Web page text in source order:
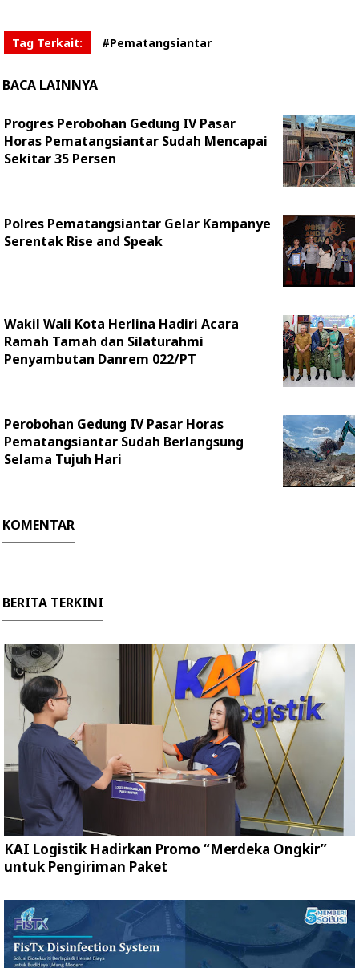
Tag Terkait: #Pematangsiantar
BACA LAINNYA
Progres Perobohan Gedung IV Pasar
Horas Pematangsiantar Sudah Mencapai
Sekitar 35 Persen
Polres Pematangsiantar Gelar Kampanye
Serentak Rise and Speak
Wakil Wali Kota Herlina Hadiri Acara
Ramah Tamah dan Silaturahmi
Penyambutan Danrem 022/PT
Perobohan Gedung IV Pasar Horas
Pematangsiantar Sudah Berlangsung
Selama Tujuh Hari
KOMENTAR
BERITA TERKINI
KAI Logistik Hadirkan Promo “Merdeka Ongkir”
untuk Pengiriman Paket